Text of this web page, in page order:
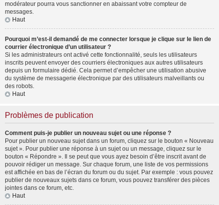
modérateur pourra vous sanctionner en abaissant votre compteur de
messages.
Haut
Pourquoi m’est-il demandé de me connecter lorsque je clique sur le lien de
courrier électronique d’un utilisateur ?
Si les administrateurs ont activé cette fonctionnalité, seuls les utilisateurs
inscrits peuvent envoyer des courriers électroniques aux autres utilisateurs
depuis un formulaire dédié. Cela permet d’empêcher une utilisation abusive
du système de messagerie électronique par des utilisateurs malveillants ou
des robots.
Haut
Problèmes de publication
Comment puis-je publier un nouveau sujet ou une réponse ?
Pour publier un nouveau sujet dans un forum, cliquez sur le bouton « Nouveau
sujet ». Pour publier une réponse à un sujet ou un message, cliquez sur le
bouton « Répondre ». Il se peut que vous ayez besoin d’être inscrit avant de
pouvoir rédiger un message. Sur chaque forum, une liste de vos permissions
est affichée en bas de l’écran du forum ou du sujet. Par exemple : vous pouvez
publier de nouveaux sujets dans ce forum, vous pouvez transférer des pièces
jointes dans ce forum, etc.
Haut